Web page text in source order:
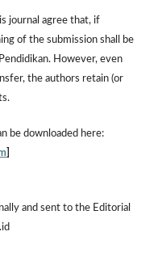
journal agree that, if
of the submission shall be
However, even
the authors retain (or
be downloaded here:
]
and sent to the Editorial